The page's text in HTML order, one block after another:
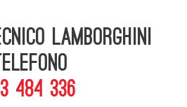
Lamborghini
telefono
484 336